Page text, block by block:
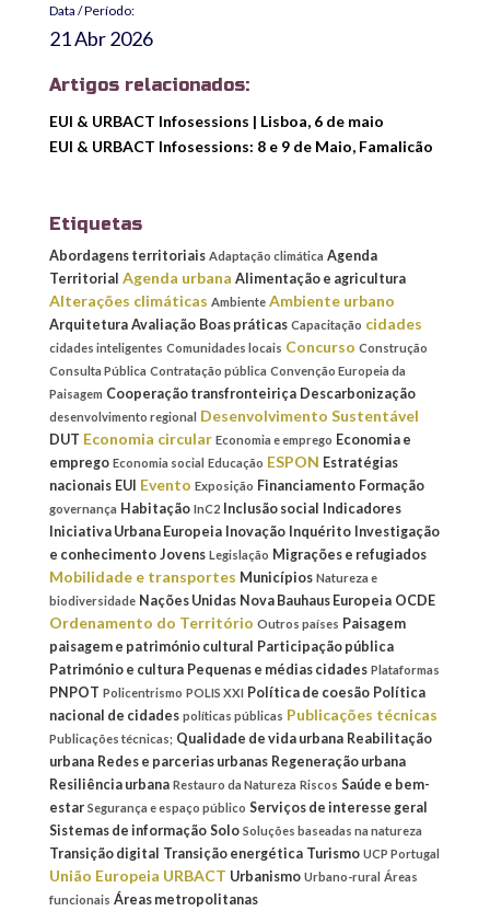
Data / Período:
21 Abr 2026
Artigos relacionados:
EUI & URBACT Infosessions | Lisboa, 6 de maio
EUI & URBACT Infosessions: 8 e 9 de Maio, Famalicão
Etiquetas
Abordagens territoriais Adaptação climática Agenda
Territorial Agenda urbana Alimentação e agricultura
Alterações climáticas Ambiente Ambiente urbano
Arquitetura Avaliação Boas práticas Capacitação cidades
cidades inteligentes Comunidades locais Concurso Construção
Consulta Pública Contratação pública Convenção Europeia da
Paisagem Cooperação transfronteiriça Descarbonização
desenvolvimento regional Desenvolvimento Sustentável
DUT Economia circular Economia e emprego Economia e
emprego Economia social Educação ESPON Estratégias
nacionais EUI Evento Exposição Financiamento Formação
governança Habitação InC2 Inclusão social Indicadores
Iniciativa Urbana Europeia Inovação Inquérito Investigação
e conhecimento Jovens Legislação Migrações e refugiados
Mobilidade e transportes Municípios Natureza e
biodiversidade Nações Unidas Nova Bauhaus Europeia OCDE
Ordenamento do Território Outros países Paisagem
paisagem e património cultural Participação pública
Património e cultura Pequenas e médias cidades Plataformas
PNPOT Policentrismo POLIS XXI Política de coesão Política
nacional de cidades políticas públicas Publicações técnicas
Publicações técnicas; Qualidade de vida urbana Reabilitação
urbana Redes e parcerias urbanas Regeneração urbana
Resiliência urbana Restauro da Natureza Riscos Saúde e bem-
estar Segurança e espaço público Serviços de interesse geral
Sistemas de informação Solo Soluções baseadas na natureza
Transição digital Transição energética Turismo UCP Portugal
União Europeia URBACT Urbanismo Urbano-rural Áreas
funcionais Áreas metropolitanas